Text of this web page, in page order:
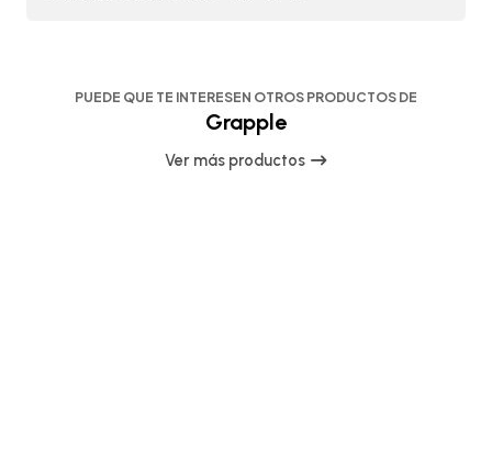
PUEDE QUE TE INTERESEN OTROS PRODUCTOS DE
Grapple
Ver más productos